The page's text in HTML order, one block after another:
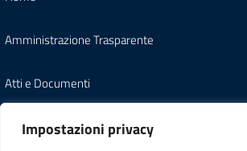
Impostazioni privacy
Amministrazione Trasparente
Atti e Documenti
Note Legali